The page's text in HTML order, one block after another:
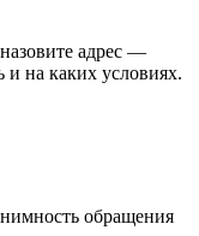
адрес —
и на каких условиях.
обращения